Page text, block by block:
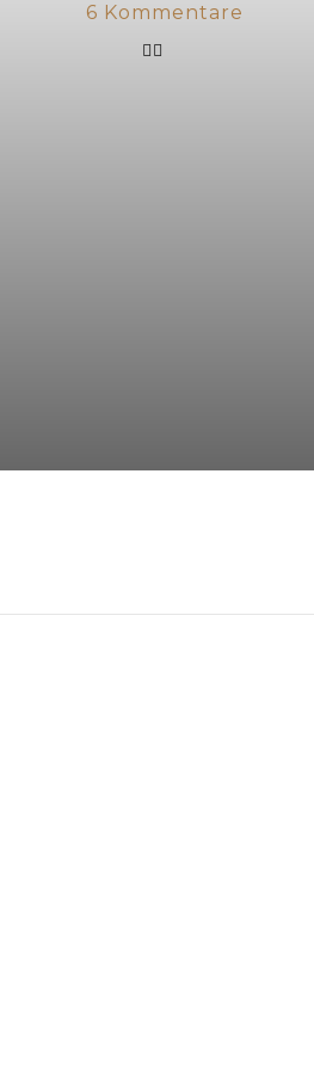
6 Kommentare